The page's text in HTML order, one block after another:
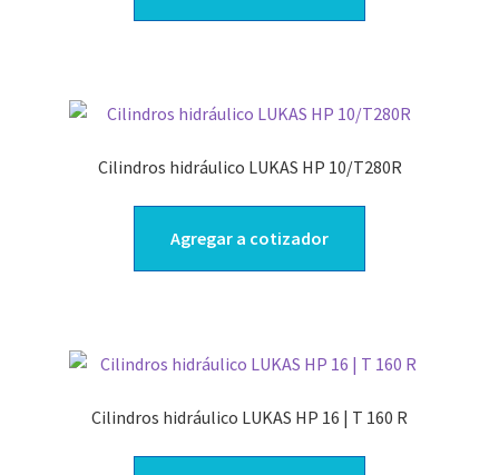
Cilindros hidráulico LUKAS HP 10/T280R
Agregar a cotizador
Cilindros hidráulico LUKAS HP 16 | T 160 R